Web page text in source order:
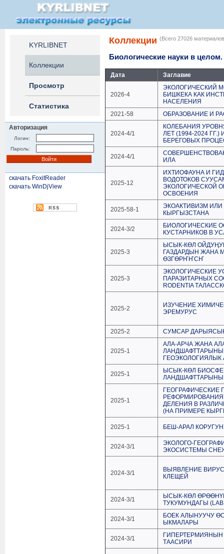
KYRLIBNET
Коллекции
Просмотр
Статистика
Авторизация
Логин:
Пароль:
скачать FoxitReader
скачать WinDjView
Коллекции (Всего 27026
Биологические науки в
Дата Заглавие
2026-4
ЭКОЛОГИЧЕСКИЙ
БИШКЕКА КАК
НАСЕЛЕНИЯ
2021-58
ОБРАЗОВАНИЕ И
2024-4/1
КОЛЕБАНИЯ
ЛЕТ (1994-2024
БЕРЕГОВЫХ
2024-4/1
ИЛА
2025-12
ИХТИОФАУНА И
ВОДОТОКОВ
ЭКОЛОГИЧЕСКОЙ
ОСВОЕНИЯ
2025-58-1
ЭКОАКТИВИЗМ
КЫРГЫЗСТАНА
2024-3/2
БИОЛОГИЧЕСКИЕ
КУСТАРНИКОВ В
2025-3
ЫСЫК-КӨЛ
ГАЗДАРДЫН ЖАНА
ӨЗГӨРҤҤСҤ
2025-3
ЭКОЛОГИЧЕСКИЕ
ПАРАЗИТАРНЫХ
RODENTIA
2025-2
ИЗУЧЕНИЕ
ЭРЕМУРУС
2025-2 СУМСАР
2025-1
АЛА-АРЧА ЖАНА
ГЕОЭКОЛОГИЯЛЫК
2025-1
ЫСЫК-КӨЛ
2025-1
ГЕОГРАФИЧЕСКИЕ
ДЕЛЕНИЯ В
(НА ПРИМЕРЕ
2025-1 БЕШ-АРАЛ
2024-3/1
ЭКОЛОГО-
ЭКОСИСТЕМЫ
2024-3/1
ВЫЯВЛЕНИЕ
КЛЕЩЕЙ
2024-3/1
ЫСЫК-КƟЛ
ТУКУМУНДАГЫ
2024-3/1
БОЕК АЛЫНУУЧУ
ЫКМАЛАРЫ
2024-3/1
ГИПЕРТЕРМИЯНЫН
ТААСИРИ